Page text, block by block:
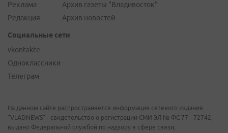
Реклама
Редакция
Архив газеты "Владивосток"
Архив новостей
Социальные сети
vkontakte
Одноклассники
Телеграм
На данном сайте распространяется информация сетевого издания
"VLADNEWS" - свидетельство о регистрации СМИ ЭЛ № ФС 77 - 72742,
выдано Федеральной службой по надзору в сфере связи,